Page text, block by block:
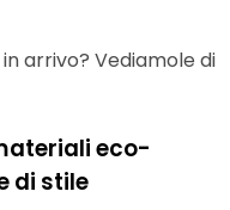
arrivo? Vediamole di
eco-
di stile